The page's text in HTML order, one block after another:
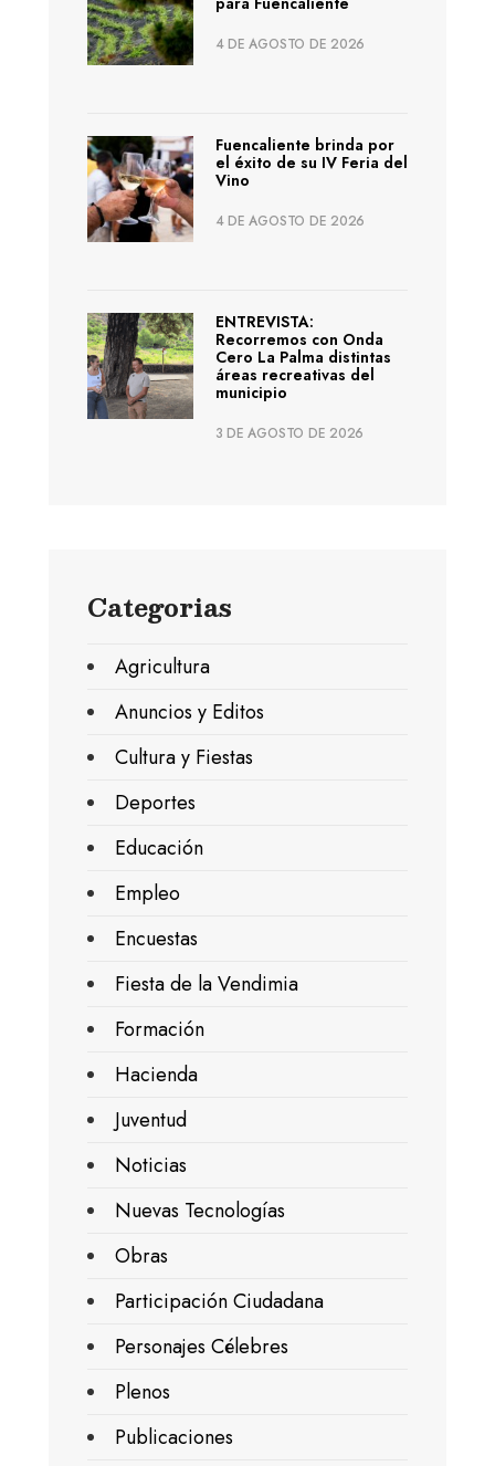
4 DE AGOSTO DE 2026
Fuencaliente brinda por
el éxito de su IV Feria del
Vino
4 DE AGOSTO DE 2026
ENTREVISTA:
Recorremos con Onda
Cero La Palma distintas
áreas recreativas del
municipio
3 DE AGOSTO DE 2026
Categorias
Agricultura
Anuncios y Editos
Cultura y Fiestas
Deportes
Educación
Empleo
Encuestas
Fiesta de la Vendimia
Formación
Hacienda
Juventud
Noticias
Nuevas Tecnologías
Obras
Participación Ciudadana
Personajes Célebres
Plenos
Publicaciones